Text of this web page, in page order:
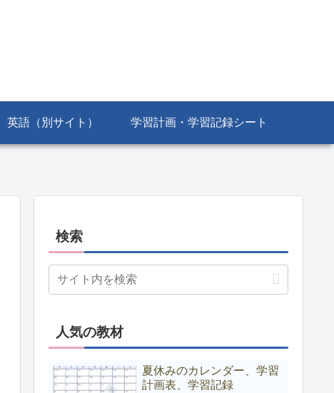
英語（別サイト） 学習計画・学習記録シート
検索
人気の教材
夏休みのカレンダー、学習
計画表、学習記録